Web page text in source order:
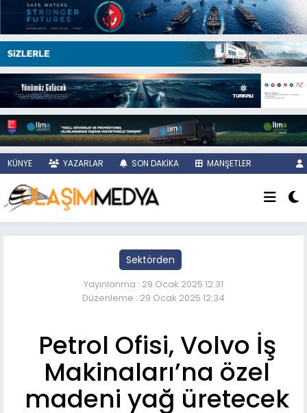
KÜNYE YAZARLAR SON DAKİKA MANŞETLER
Sektörden
Yayınlanma : 29 Ocak 2025 12:31
Düzenleme : 29 Ocak 2025 12:34
Petrol Ofisi, Volvo İş
Makinaları’na özel
madeni yağ üretecek